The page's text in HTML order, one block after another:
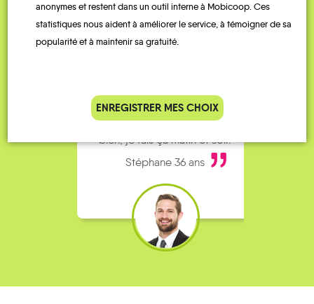
complet alors j’ai testé Rezo
Pouce. Comme ça marche
bien, je fais ça matin et soir.
Stéphane 36 ans
anonymes et restent dans un outil interne à Mobicoop. Ces
statistiques nous aident à améliorer le service, à témoigner de sa
popularité et à maintenir sa gratuité.
ENREGISTRER MES CHOIX